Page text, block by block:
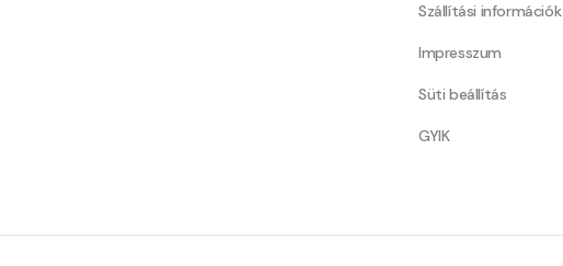
Szállítási információk
Impresszum
Süti beállítás
GYIK